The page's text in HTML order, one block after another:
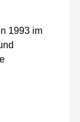
1993 im